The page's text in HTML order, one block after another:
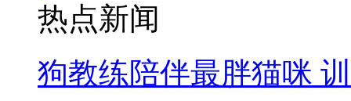
热点新闻
狗教练陪伴最胖猫咪